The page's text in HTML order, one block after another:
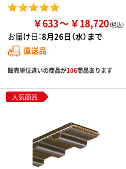
￥633 ￥18,720
お届け日：8月26日（水）まで
直送品
販売単位違いの商品が106商品あります
人気商品